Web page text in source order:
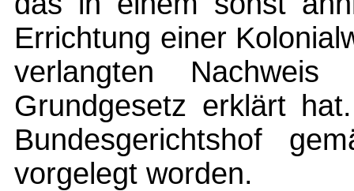
Errichtung einer
verlangten
Grundgesetz erklärt
Bundesgerichtshof
vorgelegt worden.